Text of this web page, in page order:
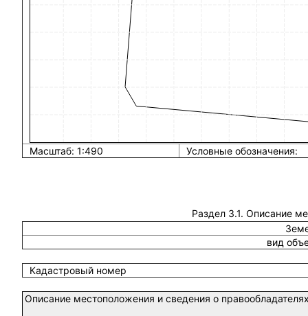
Масштаб: 1:490 Условные обозначения:
Раздел 3.1. Описание
вид
Кадастровый номер
Описание местоположения и сведения о